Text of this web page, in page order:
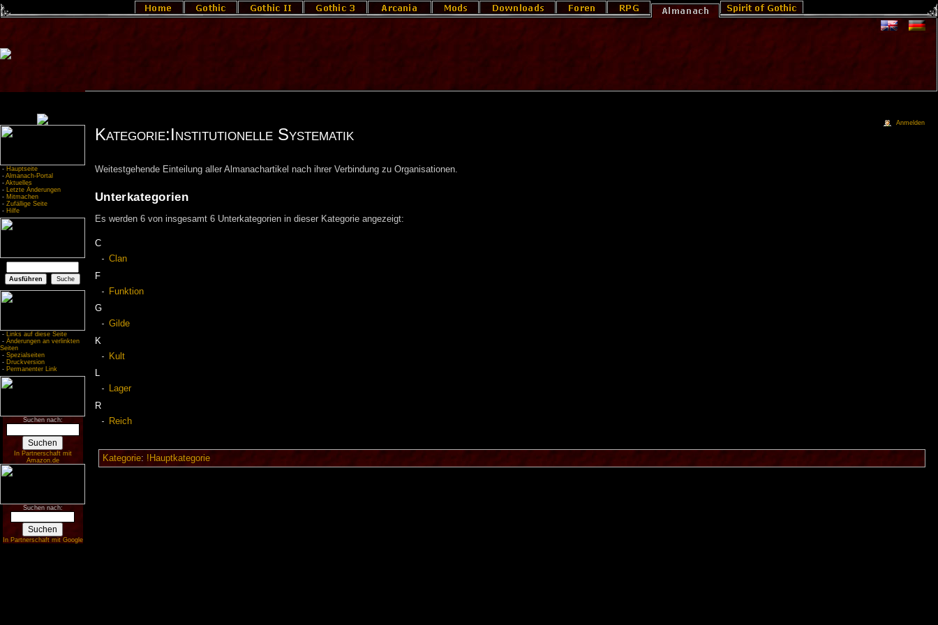
- Hauptseite
- Almanach-Portal
- Aktuelles
- Letzte Änderungen
- Mitmachen
- Zufällige Seite
- Hilfe
- Links auf diese Seite
- Änderungen an verlinkten
Seiten
- Spezialseiten
- Druckversion
- Permanenter Link
Suchen nach:
In Partnerschaft mit
Amazon.de
Suchen nach:
In Partnerschaft mit Google
Kategorie:Institutionelle Systematik
Weitestgehende Einteilung aller Almanachartikel nach ihrer Verbindung zu Organisationen.
Unterkategorien
Es werden 6 von insgesamt 6 Unterkategorien in dieser Kategorie angezeigt:
C
Clan
F
Funktion
G
Gilde
K
Kult
L
Lager
R
Reich
Kategorie: !Hauptkategorie
Anmelden